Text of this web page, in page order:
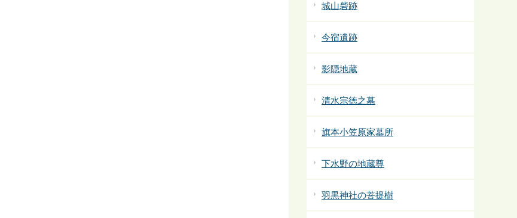
城山砦跡
今宿遺跡
影隠地蔵
清水宗徳之墓
旗本小笠原家墓所
下水野の地蔵尊
羽黒神社の菩提樹